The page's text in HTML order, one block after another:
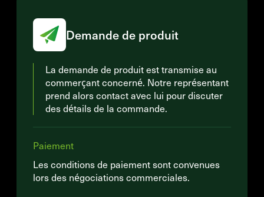
Demande de produit
La demande de produit est transmise au
commerçant concerné. Notre représentant
prend alors contact avec lui pour discuter
des détails de la commande.
Paiement
Les conditions de paiement sont convenues
lors des négociations commerciales.